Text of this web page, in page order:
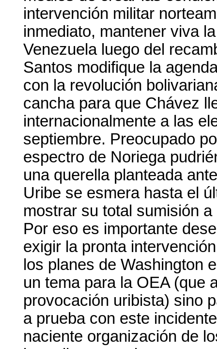
intervención militar
inmediato, mantener viva
Venezuela luego del
Santos modifique la
con la revolución
cancha para que Chávez
internacionalmente a las
septiembre. Preocupado
espectro de Noriega
una querella planteada
Uribe se esmera hasta el
mostrar su total sumisión
Por eso es importante
exigir la pronta
los planes de Washington
un tema para la OEA (que
provocación uribista) sino
a prueba con este
naciente organización de